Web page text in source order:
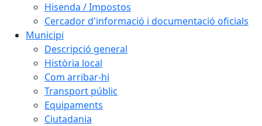
Hisenda / Impostos
Cercador d'informació i documentació oficials
Municipi
Descripció general
Història local
Com arribar-hi
Transport públic
Equipaments
Ciutadania